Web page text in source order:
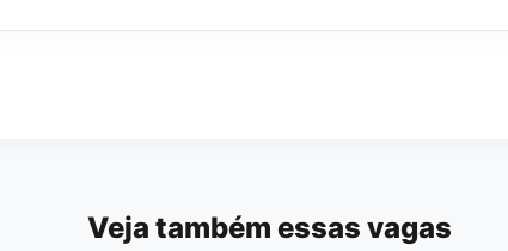
Veja também essas vagas